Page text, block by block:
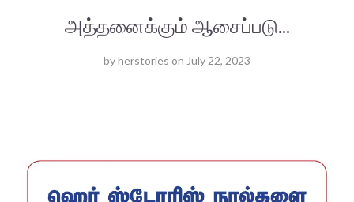
அத்தனைக்கும் ஆசைப்படு...
byherstories on July 22, 2023